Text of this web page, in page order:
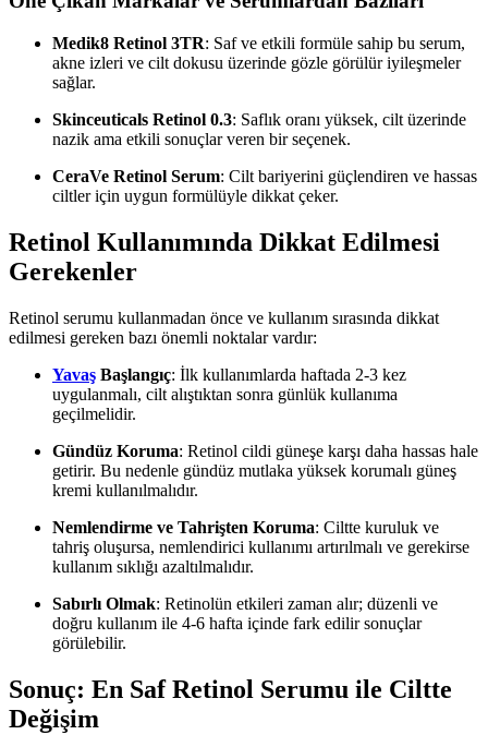
Medik8 Retinol 3TR: Saf ve etkili formüle sahip bu serum,
akne izleri ve cilt dokusu üzerinde gözle görülür iyileşmeler
sağlar.
Skinceuticals Retinol 0.3: Saflık oranı yüksek, cilt üzerinde
nazik ama etkili sonuçlar veren bir seçenek.
CeraVe Retinol Serum: Cilt bariyerini güçlendiren ve hassas
ciltler için uygun formülüyle dikkat çeker.
Retinol Kullanımında Dikkat Edilmesi
Gerekenler
Retinol serumu kullanmadan önce ve kullanım sırasında dikkat
edilmesi gereken bazı önemli noktalar vardır:
Yavaş Başlangıç: İlk kullanımlarda haftada 2-3 kez
uygulanmalı, cilt alıştıktan sonra günlük kullanıma
geçilmelidir.
Gündüz Koruma: Retinol cildi güneşe karşı daha hassas hale
getirir. Bu nedenle gündüz mutlaka yüksek korumalı güneş
kremi kullanılmalıdır.
Nemlendirme ve Tahrişten Koruma: Ciltte kuruluk ve
tahriş oluşursa, nemlendirici kullanımı artırılmalı ve gerekirse
kullanım sıklığı azaltılmalıdır.
Sabırlı Olmak: Retinolün etkileri zaman alır; düzenli ve
doğru kullanım ile 4-6 hafta içinde fark edilir sonuçlar
görülebilir.
Sonuç: En Saf Retinol Serumu ile Ciltte
Değişim